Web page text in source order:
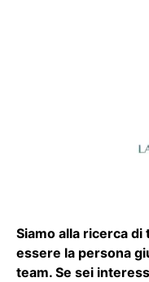
Siamo alla ricerca
essere la persona
team. Se sei